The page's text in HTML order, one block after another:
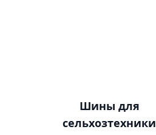
Шины для
сельхозтехники